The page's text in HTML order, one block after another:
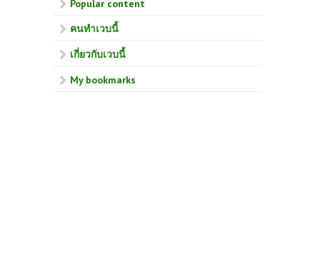
Popular content
คนทำเวบนี้
เกี่ยวกับเวบนี้
My bookmarks